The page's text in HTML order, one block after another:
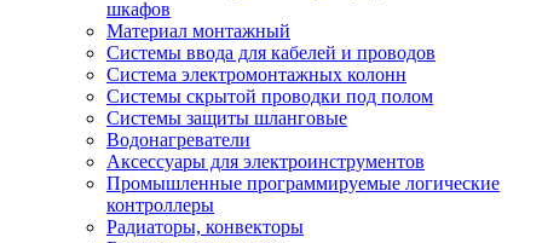
шкафов
Материал монтажный
Системы ввода для кабелей и проводов
Система электромонтажных колонн
Системы скрытой проводки под полом
Системы защиты шланговые
Водонагреватели
Аксессуары для электроинструментов
Промышленные программируемые логические
контроллеры
Радиаторы, конвекторы